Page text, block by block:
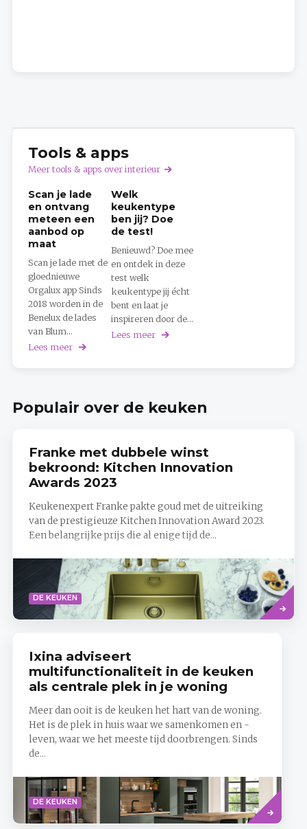
Tools & apps
Meer tools & apps over interieur
Scan je lade
en ontvang
meteen een
aanbod op
maat
Scan je lade met de
gloednieuwe
Orgalux app Sinds
2018 worden in de
Benelux de lades
van Blum...
Lees meer over
ontvang
op
maat
Welk
keukentype
ben jij? Doe
de test!
Benieuwd? Doe mee
en ontdek in deze
test welk
keukentype jij écht
bent en laat je
inspireren door de...
Lees meer over
de
Populair over de keuken
Franke met dubbele winst
bekroond: Kitchen Innovation
Awards 2023
Keukenexpert Franke pakte goud met de uitreiking
van de prestigieuze Kitchen Innovation Award 2023.
Een belangrijke prijs die al enige tijd de...
DE KEUKEN
Lees
meer
Ixina adviseert
multifunctionaliteit in de keuken
als centrale plek in je woning
Meer dan ooit is de keuken het hart van de woning.
Het is de plek in huis waar we samenkomen en -
leven, waar we het meeste tijd doorbrengen. Sinds
de...
DE KEUKEN
Lees
meer